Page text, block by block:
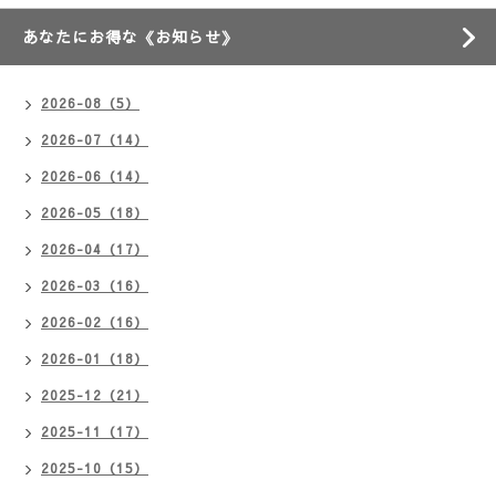
あなたにお得な《お知らせ》
2026-08（5）
2026-07（14）
2026-06（14）
2026-05（18）
2026-04（17）
2026-03（16）
2026-02（16）
2026-01（18）
2025-12（21）
2025-11（17）
2025-10（15）